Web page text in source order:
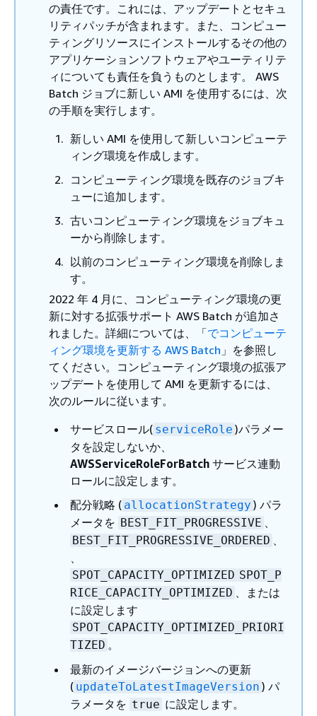
の責任です。これには、アップデートとセキュ
リティパッチが含まれます。また、コンピュー
ティングリソースにインストールするその他の
アプリケーションソフトウェアやユーティリテ
ィについても責任を負うものとします。 AWS
Batch ジョブに新しい AMI を使用するには、次
の手順を実行します。
新しい AMI を使用して新しいコンピューテ
ィング環境を作成します。
コンピューティング環境を既存のジョブキ
ューに追加します。
古いコンピューティング環境をジョブキュ
ーから削除します。
以前のコンピューティング環境を削除しま
す。
2022 年 4 月に、コンピューティング環境の更
新に対する拡張サポート AWS Batch が追加さ
れました。詳細については、「でコンピューテ
ィング環境を更新する AWS Batch 」を参照し
てください。コンピューティング環境の拡張ア
ップデートを使用して AMI を更新するには、
次のルールに従います。
サービスロール( serviceRole )パラメー
タを設定しないか、
AWSServiceRoleForBatch サービス連動
ロールに設定します。
配分戦略 ( allocationStrategy ) パラ
メータを BEST_FIT_PROGRESSIVE 、
BEST_FIT_PROGRESSIVE_ORDERED 、
、
SPOT_CAPACITY_OPTIMIZED SPOT_P
RICE_CAPACITY_OPTIMIZED 、または
に設定します
SPOT_CAPACITY_OPTIMIZED_PRIORI
TIZED 。
最新のイメージバージョンへの更新
( updateToLatestImageVersion ) パ
ラメータを true に設定します。